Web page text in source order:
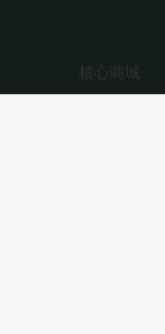
核心商城